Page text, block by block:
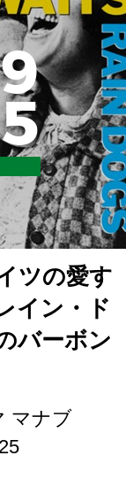
9
5
ツの愛す
イン・ド
バーボン
マナブ